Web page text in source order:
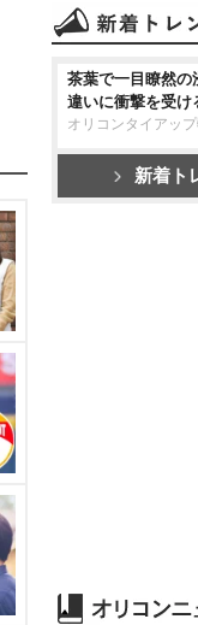
茶葉で一目瞭然の
違いに衝撃を受け
オリコンタイアッ
新着ト